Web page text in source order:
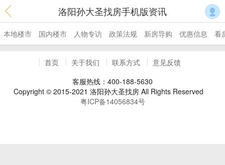
洛阳孙大圣找房手机版资讯
本地楼市 国内楼市 人物专访 政策法规 新房导购 优惠信息 看
首页 关于我们 联系方式
意见反馈
客服热线：400-188-5630
Copyright © 2015-2021 洛阳孙大圣找房 All Rights Reserved
粤ICP备14056834号